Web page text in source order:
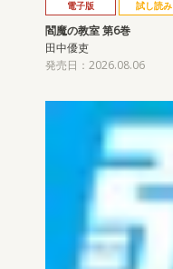
電子版 試し読み
閻魔の教室 第6巻
田中優吏
発売日：2026.08.06